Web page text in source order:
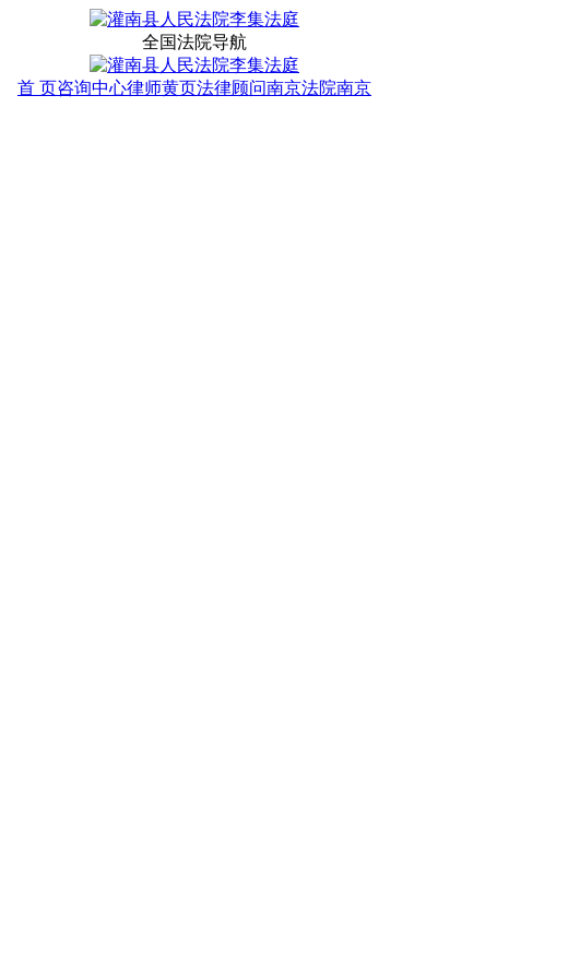
全国法院导航
首 页咨询中心律师黄页法律顾问南京法院南京